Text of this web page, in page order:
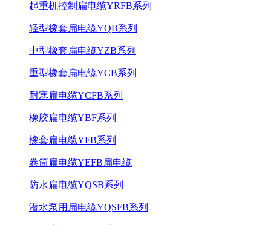
起重机控制扁电缆YRFB系列
轻型橡套扁电缆YQB系列
中型橡套扁电缆YZB系列
重型橡套扁电缆YCB系列
耐寒扁电缆YCFB系列
橡胶扁电缆YBF系列
橡套扁电缆YFB系列
卷筒扁电缆YEFB扁电缆
防水扁电缆YQSB系列
潜水泵用扁电缆YQSFB系列